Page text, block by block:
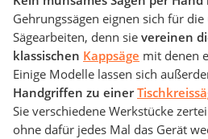
Gehrungssägen eignen sich für
Sägearbeiten, denn sie vereinen
klassischen Kappsäge mit denen
Einige Modelle lassen sich
Handgriffen zu einer
Sie verschiedene Werkstücke
ohne dafür jedes Mal das Gerät